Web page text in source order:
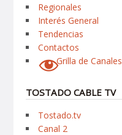
Regionales
Interés General
Tendencias
Contactos
Grilla de Canales
TOSTADO CABLE TV
Tostado.tv
Canal 2